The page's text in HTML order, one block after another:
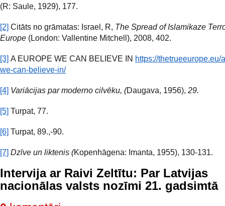
(R: Saule, 1929), 177.
[2] Citāts no grāmatas: Israel, R, The Spread of Islamikaze
Europe (London: Vallentine Mitchell), 2008, 402.
[3] A EUROPE WE CAN BELIEVE IN https://thetrueeurope.eu/
we-can-believe-in/
[4] Variācijas par moderno cilvēku, (Daugava, 1956), 29.
[5] Turpat, 77.
[6] Turpat, 89.,-90.
[7] Dzīve un liktenis (Kopenhāgena: Imanta, 1955), 130-131.
Intervija ar Raivi Zeltītu: Par Latvijas
nacionālas valsts nozīmi 21. gadsimtā